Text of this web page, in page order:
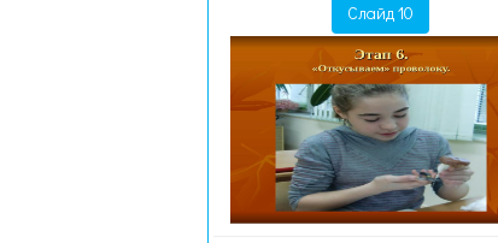
Слайд 10